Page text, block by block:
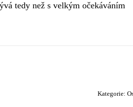
tedy než s velkým očekáváním
Kategorie: